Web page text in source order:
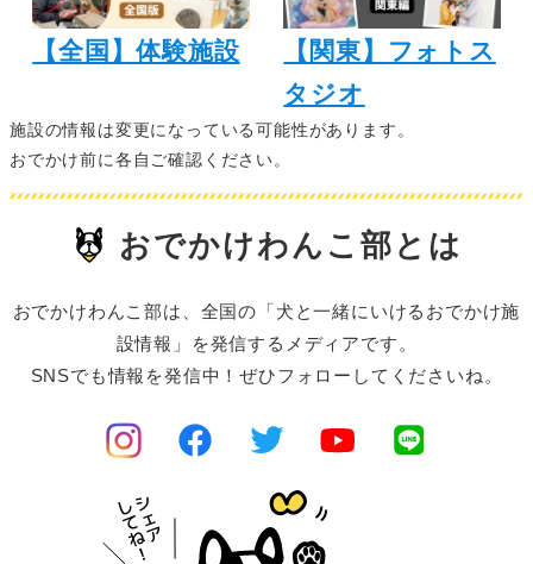
【全国】体験施設
【関東】フォトス
タジオ
施設の情報は変更になっている可能性があります。
おでかけ前に各自ご確認ください。
おでかけわんこ部とは
おでかけわんこ部は、全国の「犬と一緒にいけるおでかけ施
設情報」を発信するメディアです。
SNSでも情報を発信中！ぜひフォローしてくださいね。